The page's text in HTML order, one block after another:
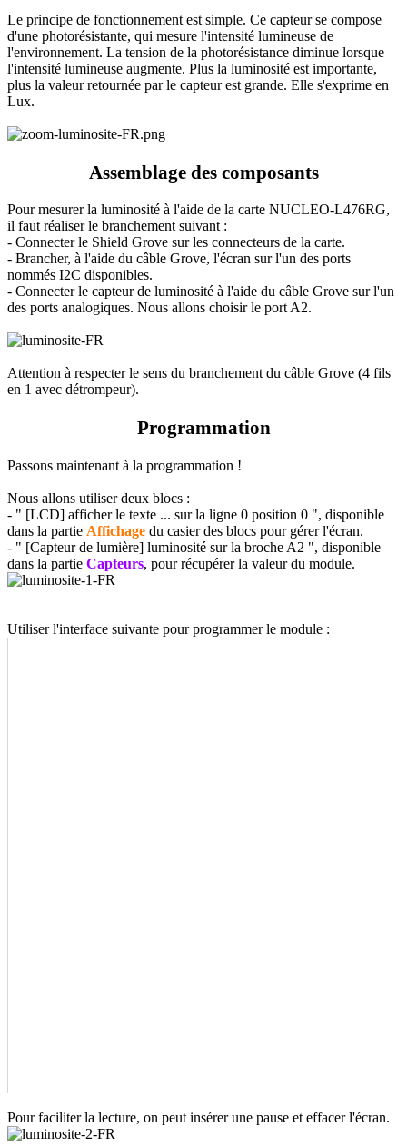
Le principe de fonctionnement est simple. Ce capteur se compose
d'une photorésistante, qui mesure l'intensité lumineuse de
l'environnement. La tension de la photorésistance diminue lorsque
l'intensité lumineuse augmente. Plus la luminosité est importante,
plus la valeur retournée par le capteur est grande. Elle s'exprime en
Lux.
Assemblage des composants
Pour mesurer la luminosité à l'aide de la carte NUCLEO-L476RG,
il faut réaliser le branchement suivant :
- Connecter le Shield Grove sur les connecteurs de la carte.
- Brancher, à l'aide du câble Grove, l'écran sur l'un des ports
nommés I2C disponibles.
- Connecter le capteur de luminosité à l'aide du câble Grove sur l'un
des ports analogiques. Nous allons choisir le port A2.
Attention à respecter le sens du branchement du câble Grove (4 fils
en 1 avec détrompeur).
Programmation
Passons maintenant à la programmation !
Nous allons utiliser deux blocs :
- " [LCD] afficher le texte ... sur la ligne 0 position 0 ", disponible
dans la partie Affichage du casier des blocs pour gérer l'écran.
- " [Capteur de lumière] luminosité sur la broche A2 ", disponible
dans la partie Capteurs, pour récupérer la valeur du module.
Utiliser l'interface suivante pour programmer le module :
Pour faciliter la lecture, on peut insérer une pause et effacer l'écran.